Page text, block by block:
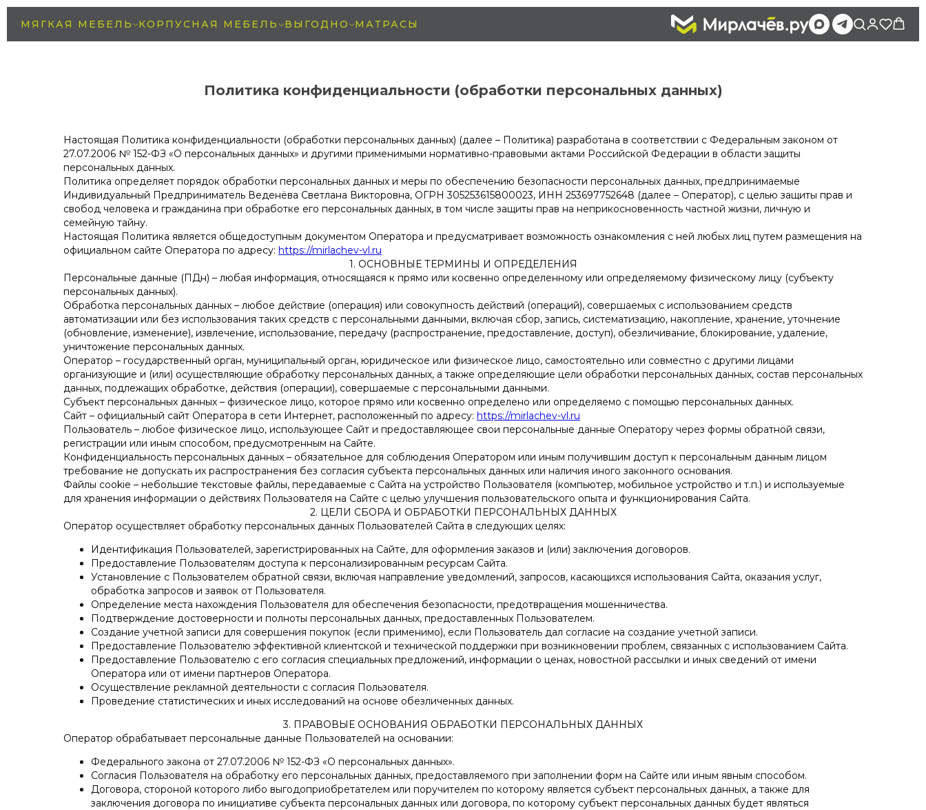
МЯГКАЯ МЕБЕЛЬ КОРПУСНАЯ МЕБЕЛЬ ВЫГОДНО МАТРАСЫ
Политика конфиденциальности (обработки персональных данных)
Настоящая Политика конфиденциальности (обработки персональных данных) (далее – Политика) разработана в соответствии с Федеральным законом от
27.07.2006 № 152-ФЗ «О персональных данных» и другими применимыми нормативно-правовыми актами Российской Федерации в области защиты
персональных данных.
Политика определяет порядок обработки персональных данных и меры по обеспечению безопасности персональных данных, предпринимаемые
Индивидуальный Предприниматель Веденёва Светлана Викторовна, ОГРН 305253615800023, ИНН 253697752648 (далее – Оператор), с целью защиты прав и
свобод человека и гражданина при обработке его персональных данных, в том числе защиты прав на неприкосновенность частной жизни, личную и
семейную тайну.
Настоящая Политика является общедоступным документом Оператора и предусматривает возможность ознакомления с ней любых лиц путем размещения на
официальном сайте Оператора по адресу: https://mirlachev-vl.ru
1. ОСНОВНЫЕ ТЕРМИНЫ И ОПРЕДЕЛЕНИЯ
Персональные данные (ПДн) – любая информация, относящаяся к прямо или косвенно определенному или определяемому физическому лицу (субъекту
персональных данных).
Обработка персональных данных – любое действие (операция) или совокупность действий (операций), совершаемых с использованием средств
автоматизации или без использования таких средств с персональными данными, включая сбор, запись, систематизацию, накопление, хранение, уточнение
(обновление, изменение), извлечение, использование, передачу (распространение, предоставление, доступ), обезличивание, блокирование, удаление,
уничтожение персональных данных.
Оператор – государственный орган, муниципальный орган, юридическое или физическое лицо, самостоятельно или совместно с другими лицами
организующие и (или) осуществляющие обработку персональных данных, а также определяющие цели обработки персональных данных, состав персональных
данных, подлежащих обработке, действия (операции), совершаемые с персональными данными.
Субъект персональных данных – физическое лицо, которое прямо или косвенно определено или определяемо с помощью персональных данных.
Сайт – официальный сайт Оператора в сети Интернет, расположенный по адресу: https://mirlachev-vl.ru
Пользователь – любое физическое лицо, использующее Сайт и предоставляющее свои персональные данные Оператору через формы обратной связи,
регистрации или иным способом, предусмотренным на Сайте.
Конфиденциальность персональных данных – обязательное для соблюдения Оператором или иным получившим доступ к персональным данным лицом
требование не допускать их распространения без согласия субъекта персональных данных или наличия иного законного основания.
Файлы cookie – небольшие текстовые файлы, передаваемые с Сайта на устройство Пользователя (компьютер, мобильное устройство и т.п.) и используемые
для хранения информации о действиях Пользователя на Сайте с целью улучшения пользовательского опыта и функционирования Сайта.
2. ЦЕЛИ СБОРА И ОБРАБОТКИ ПЕРСОНАЛЬНЫХ ДАННЫХ
Оператор осуществляет обработку персональных данных Пользователей Сайта в следующих целях:
Идентификация Пользователей, зарегистрированных на Сайте, для оформления заказов и (или) заключения договоров.
Предоставление Пользователям доступа к персонализированным ресурсам Сайта.
Установление с Пользователем обратной связи, включая направление уведомлений, запросов, касающихся использования Сайта, оказания услуг,
обработка запросов и заявок от Пользователя.
Определение места нахождения Пользователя для обеспечения безопасности, предотвращения мошенничества.
Подтверждение достоверности и полноты персональных данных, предоставленных Пользователем.
Создание учетной записи для совершения покупок (если применимо), если Пользователь дал согласие на создание учетной записи.
Предоставление Пользователю эффективной клиентской и технической поддержки при возникновении проблем, связанных с использованием Сайта.
Предоставление Пользователю с его согласия специальных предложений, информации о ценах, новостной рассылки и иных сведений от имени
Оператора или от имени партнеров Оператора.
Осуществление рекламной деятельности с согласия Пользователя.
Проведение статистических и иных исследований на основе обезличенных данных.
3. ПРАВОВЫЕ ОСНОВАНИЯ ОБРАБОТКИ ПЕРСОНАЛЬНЫХ ДАННЫХ
Оператор обрабатывает персональные данные Пользователей на основании:
Федерального закона от 27.07.2006 № 152-ФЗ «О персональных данных».
Согласия Пользователя на обработку его персональных данных, предоставляемого при заполнении форм на Сайте или иным явным способом.
Договора, стороной которого либо выгодоприобретателем или поручителем по которому является субъект персональных данных, а также для
заключения договора по инициативе субъекта персональных данных или договора, по которому субъект персональных данных будет являться